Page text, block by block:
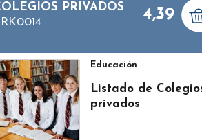
PRIVADOS
4,39
Educación
Listado de
privados